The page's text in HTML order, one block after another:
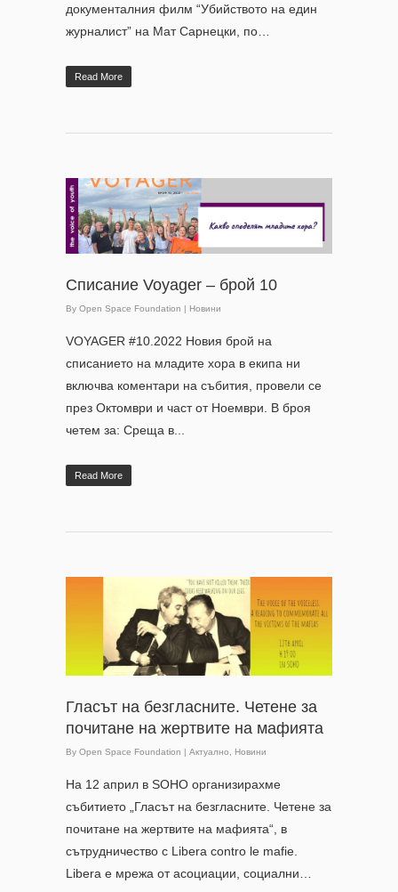
документалния филм “Убийството на един
журналист” на Мат Сарнецки, по…
Read More
Списание Voyager – брой 10
By Open Space Foundation | Новини
VOYAGER #10.2022 Новия брой на
списанието на младите хора в екипа ни
включва коментари на събития, провели се
през Октомври и част от Ноември. В броя
четем за: Среща в...
Read More
Гласът на безгласните. Четене за
почитане на жертвите на мафията
By Open Space Foundation | Актуално Новини
На 12 април в SOHO организирахме
събитието „Гласът на безгласните. Четене за
почитане на жертвите на мафията“, в
сътрудничество с Libera contro le mafie.
Libera е мрежа от асоциации, социални…